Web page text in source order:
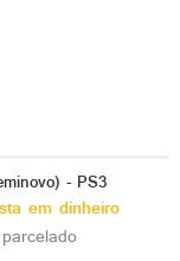
- PS3
em dinheiro